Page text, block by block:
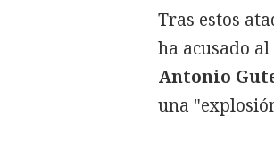
Tras estos
ha acusado al
Antonio
una